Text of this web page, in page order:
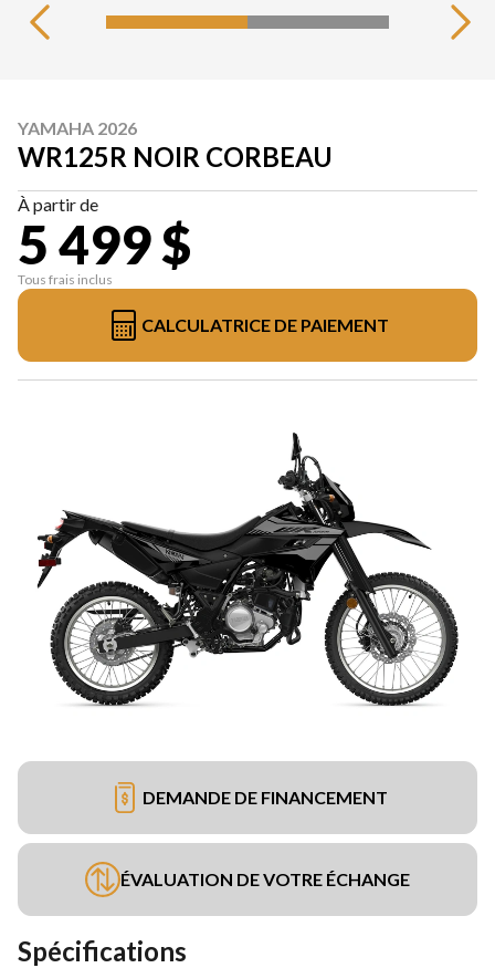
YAMAHA 2026
WR125R NOIR CORBEAU
À partir de
5 499 $
Tous frais inclus
CALCULATRICE DE PAIEMENT
DEMANDE DE FINANCEMENT
ÉVALUATION DE VOTRE ÉCHANGE
Spécifications